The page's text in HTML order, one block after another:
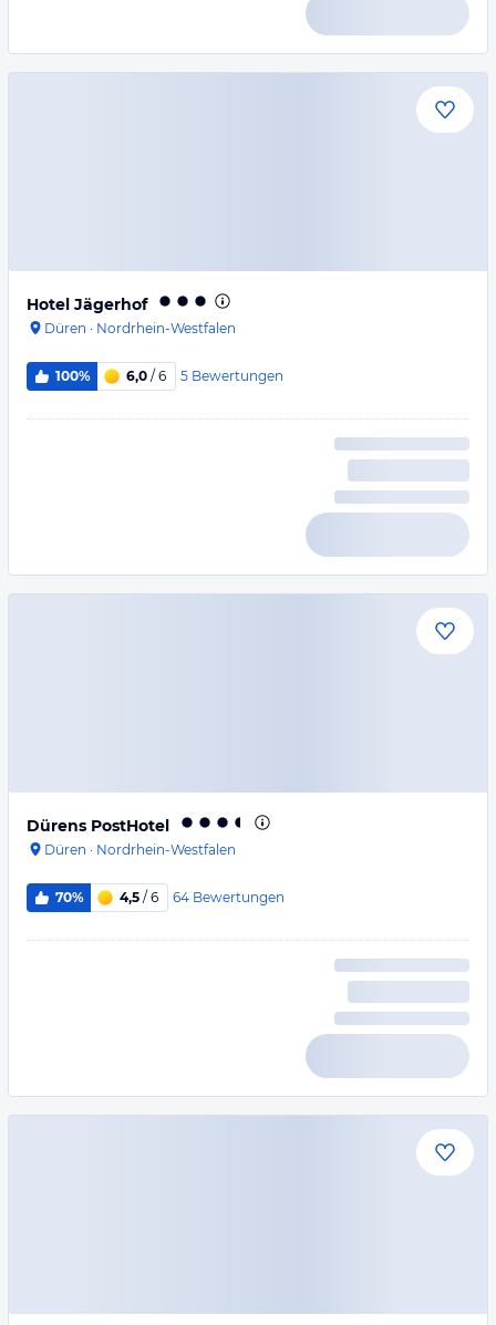
Hotel Jägerhof
Düren · Nordrhein-Westfalen
100% 6,0 / 6 5 Bewertungen
Dürens PostHotel
Düren · Nordrhein-Westfalen
70% 4,5 / 6 64 Bewertungen